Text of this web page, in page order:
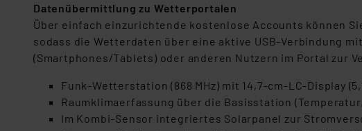
Datenübermittlung zu Wetterportalen
Über einfach einzurichtende kostenlose Accounts können
sodass die Wetterdaten über eine aktive USB-Verbindung
(Smartphones/Tablets) oder anderen Nutzern im Portal zur
Funk-Wetterstation (868 MHz) mit 14,7-cm-LC-Display
Raumklimaerfassung über die Basisstation
Im Kombi-Sensor integriertes Solarpanel zur